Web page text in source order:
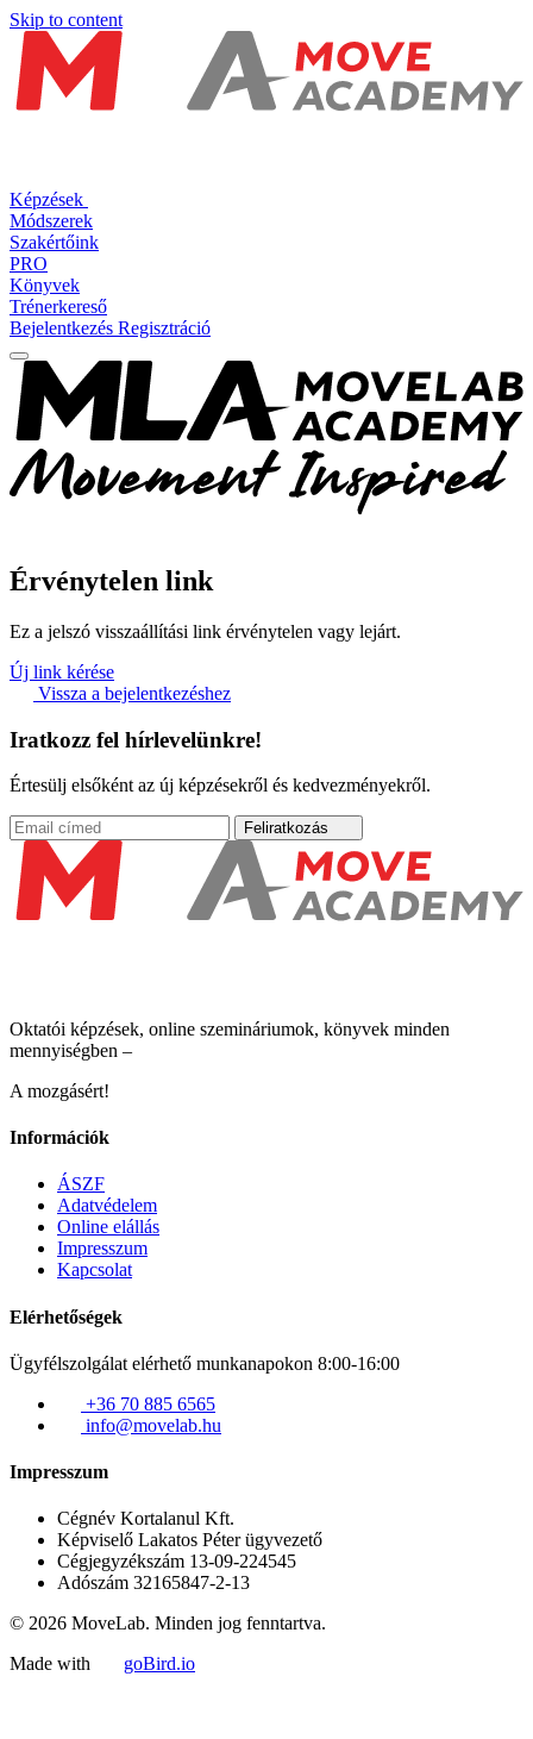
Skip to content
Képzések
Módszerek
Szakértőink
PRO
Könyvek
Trénerkereső
Bejelentkezés Regisztráció
Érvénytelen link
Ez a jelszó visszaállítási link érvénytelen vagy lejárt.
Új link kérése
Vissza a bejelentkezéshez
Iratkozz fel hírlevelünkre!
Értesülj elsőként az új képzésekről és kedvezményekről.
Feliratkozás
Oktatói képzések, online szemináriumok, könyvek minden
mennyiségben –
A mozgásért!
Információk
ÁSZF
Adatvédelem
Online elállás
Impresszum
Kapcsolat
Elérhetőségek
Ügyfélszolgálat elérhető munkanapokon 8:00-16:00
+36 70 885 6565
info@movelab.hu
Impresszum
Cégnév Kortalanul Kft.
Képviselő Lakatos Péter ügyvezető
Cégjegyzékszám 13-09-224545
Adószám 32165847-2-13
© 2026 MoveLab. Minden jog fenntartva.
Made with
goBird.io